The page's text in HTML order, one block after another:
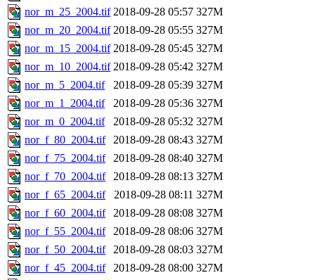
nor_m_25_2004.tif 2018-09-28 05:57 327M
nor_m_20_2004.tif 2018-09-28 05:55 327M
nor_m_15_2004.tif 2018-09-28 05:45 327M
nor_m_10_2004.tif 2018-09-28 05:42 327M
nor_m_5_2004.tif
2018-09-28 05:39 327M
nor_m_1_2004.tif
2018-09-28 05:36 327M
nor_m_0_2004.tif
2018-09-28 05:32 327M
nor_f_80_2004.tif
2018-09-28 08:43 327M
nor_f_75_2004.tif
2018-09-28 08:40 327M
nor_f_70_2004.tif
2018-09-28 08:13 327M
nor_f_65_2004.tif
2018-09-28 08:11 327M
nor_f_60_2004.tif
2018-09-28 08:08 327M
nor_f_55_2004.tif
2018-09-28 08:06 327M
nor_f_50_2004.tif
2018-09-28 08:03 327M
nor_f_45_2004.tif
2018-09-28 08:00 327M